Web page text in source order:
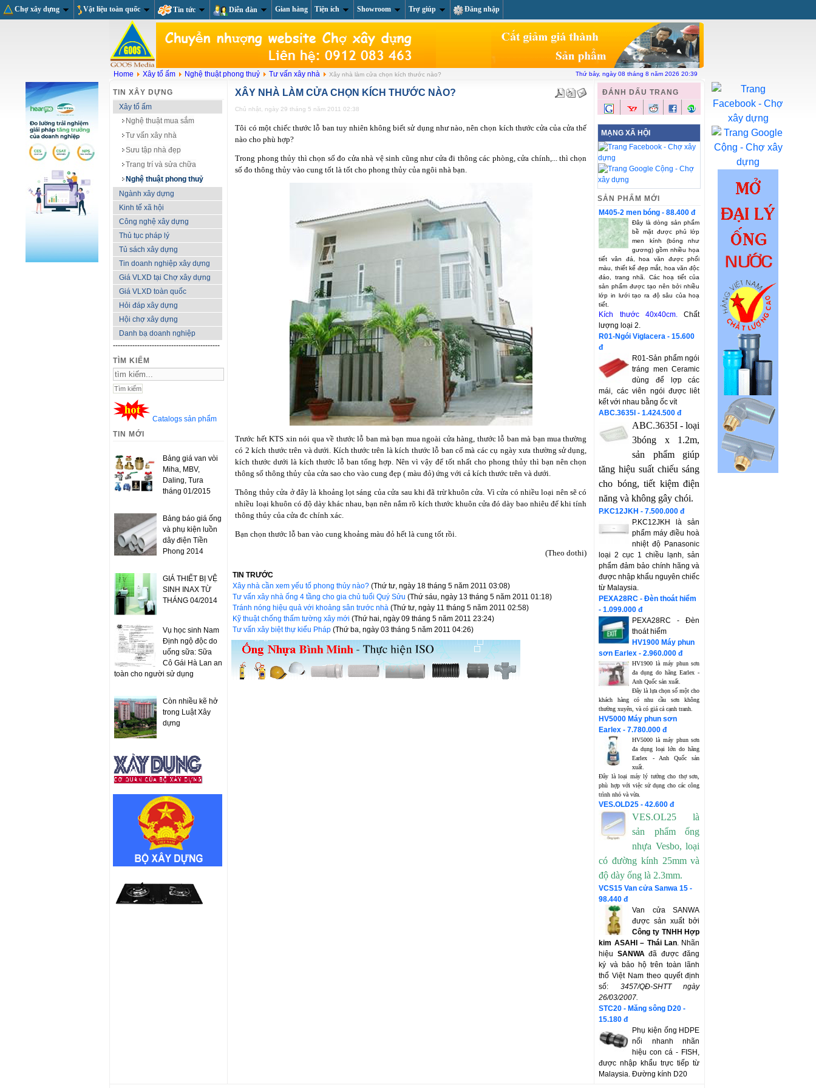
Chợ xây dựng Vật liệu toàn quốc Tin tức Diễn đàn Gian hàng Tiện ích Showroom Trợ giúp Đăng nhập
Vật liệu toàn quốc
Chợ xây dựng
Liên hệ
Home Xây tổ ấm Nghệ thuật phong thuỷ Tư vấn xây nhà Xây nhà làm cửa chọn kích thước nào? Thứ bảy, ngày 08 tháng 8 năm 2026 20:39
TIN XÂY DỰNG
Xây tổ ấm
Nghệ thuật mua sắm
Tư vấn xây nhà
Sưu tập nhà đẹp
Trang trí và sửa chữa
Nghệ thuật phong thuỷ
Ngành xây dựng
Kinh tế xã hội
Công nghệ xây dựng
Thủ tục pháp lý
Tủ sách xây dựng
Tin doanh nghiệp xây dựng
Giá VLXD tại Chợ xây dựng
Giá VLXD toàn quốc
Hỏi đáp xây dựng
Hội chợ xây dựng
Danh bạ doanh nghiệp
--------------------------------------------
TÌM KIẾM
Catalogs sản phẩm
TIN MỚI
Bảng giá van vòi
Miha, MBV,
Daling, Tura
tháng 01/2015
Bảng báo giá ống
và phụ kiện luồn
dây điện Tiền
Phong 2014
GIÁ THIẾT BỊ VỆ
SINH INAX TỪ
THÁNG 04/2014
Vụ học sinh Nam
Định ngộ độc do
uống sữa: Sữa
Cô Gái Hà Lan an
toàn cho người sử dụng
Còn nhiều kẽ hở
trong Luật Xây
dựng
XÂY NHÀ LÀM CỬA CHỌN KÍCH THƯỚC NÀO?
Chủ nhật, ngày 29 tháng 5 năm 2011 02:38
Tôi có một chiếc thước lỗ ban tuy nhiên không biết sử dụng như nào, nên chọn kích thước cửa của cửa thế
nào cho phù hợp?
Trong phong thủy thì chọn số đo cửa nhà vệ sinh cũng như cửa đi thông các phòng, cửa chính,... thì chọn
số đo thông thủy vào cung tốt là tốt cho phong thủy của ngôi nhà bạn.
Trước hết KTS xin nói qua về thước lỗ ban mà bạn mua ngoài cửa hàng, thước lỗ ban mà bạn mua thường
có 2 kích thước trên và dưới. Kích thước trên là kích thước lỗ ban cổ mà các cụ ngày xưa thường sử dụng,
kích thước dưới là kích thước lỗ ban tổng hợp. Nên vì vậy để tốt nhất cho phong thủy thì bạn nên chọn
thông số thông thủy của cửa sao cho vào cung đẹp ( màu đỏ) ứng với cả kích thước trên và dưới.
Thông thủy cửa ở đây là khoảng lọt sáng của cửa sau khi đã trừ khuôn cửa. Vì cửa có nhiều loại nên sẽ có
nhiều loại khuôn có độ dày khác nhau, bạn nên nắm rõ kích thước khuôn cửa đó dày bao nhiêu để khi tính
thông thủy của cửa đc chính xác.
Bạn chọn thước lỗ ban vào cung khoảng màu đỏ hết là cung tốt rồi.
(Theo dothi)
TIN TRƯỚC
Xây nhà cần xem yếu tố phong thủy nào?(Thứ tư, ngày 18 tháng 5 năm 2011 03:08)
Tư vấn xây nhà ống 4 tầng cho gia chủ tuổi Quý Sửu(Thứ sáu, ngày 13 tháng 5 năm 2011 01:18)
Tránh nóng hiệu quả với khoảng sân trước nhà(Thứ tư, ngày 11 tháng 5 năm 2011 02:58)
Kỹ thuật chống thấm tường xây mới(Thứ hai, ngày 09 tháng 5 năm 2011 23:24)
Tư vấn xây biệt thự kiểu Pháp(Thứ ba, ngày 03 tháng 5 năm 2011 04:26)
ĐÁNH DẤU TRANG
MẠNG XÃ HỘI
SẢN PHẨM MỚI
M405-2 men bóng - 88.400 đ
Đây là dòng sản phẩm
bề mặt được phủ lớp
men kính (bóng như
gương) gồm nhiều họa
tiết vân đá, hoa văn được phối
màu, thiết kế đẹp mắt, hoa văn độc
đáo, trang nhã. Các hoạ tiết của
sản phẩm được tạo nên bởi nhiều
lớp in lưới tạo ra độ sâu của hoạ
tiết.
Kích thước 40x40cm.Chất
lượng loại 2.
R01-Ngói Viglacera - 15.600
đ
R01-Sản phẩm ngói
tráng men Ceramic
dùng để lợp các
mái, các viên ngói được liêt
kết với nhau bằng ốc vít
ABC.3635I - 1.424.500 đ
ABC.3635I - loại
3bóng x 1.2m,
sản phẩm giúp
tăng hiệu suất chiếu sáng
cho bóng, tiết kiệm điện
năng và không gây chói.
P.KC12JKH - 7.500.000 đ
P.KC12JKH là sản
phẩm máy điều hoà
nhiệt độ Panasonic
loại 2 cục 1 chiều lạnh, sản
phẩm đảm bảo chính hãng và
được nhập khẩu nguyên chiếc
từ Malaysia.
PEXA28RC - Đèn thoát hiểm
- 1.099.000 đ
PEXA28RC - Đèn
thoát hiểm
HV1900 Máy phun
sơn Earlex - 2.960.000 đ
HV1900 là máy phun sơn
đa dụng do hãng Earlex -
Anh Quốc sản xuất.
Đây là lựa chọn số một cho
khách hàng có nhu cầu sơn không
thường xuyên, và có giá cả cạnh tranh.
HV5000 Máy phun sơn
Earlex - 7.780.000 đ
HV5000 là máy phun sơn
đa dụng loại lớn do hãng
Earlex - Anh Quốc sản
xuất.
Đây là loại máy lý tưởng cho thợ sơn,
phù hợp với việc sử dụng cho các công
trình nhỏ và vừa.
VES.OLD25 - 42.600 đ
VES.OL25 là
sản phẩm ống
nhựa Vesbo, loại
có đường kính 25mm và
độ dày ống là 2.3mm.
VCS15 Van cửa Sanwa 15 -
98.440 đ
Van cửa SANWA
được sản xuất bởi
Công ty TNHH Hợp
kim ASAHI – Thái Lan. Nhãn
hiệu SANWAđã được đăng
ký và bảo hộ trên toàn lãnh
thổ Việt Nam theo quyết định
số: 3457/QĐ-SHTT
ngày
26/03/2007.
STC20 - Măng sông D20 -
15.180 đ
Phụ kiện ống HDPE
nối nhanh nhãn
hiệu con cá - FISH,
được nhập khẩu trực tiếp từ
Malaysia. Đường kính D20